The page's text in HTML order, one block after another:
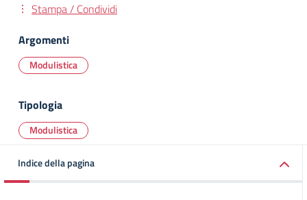
Stampa / Condividi
Argomenti
Modulistica
Tipologia
Modulistica
Indice della pagina